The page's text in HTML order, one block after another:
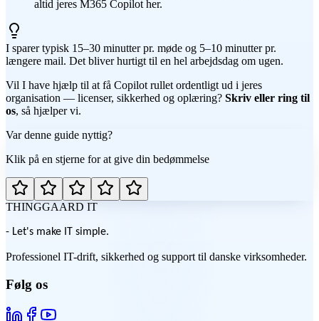
altid jeres M365 Copilot her.
I sparer typisk 15–30 minutter pr. møde og 5–10 minutter pr.
længere mail. Det bliver hurtigt til en hel arbejdsdag om ugen.
Vil I have hjælp til at få Copilot rullet ordentligt ud i jeres
organisation — licenser, sikkerhed og oplæring? Skriv eller ring til
os, så hjælper vi.
Var denne guide nyttig?
Klik på en stjerne for at give din bedømmelse
THINGGAARD IT
- Let's make IT simple.
Professionel IT-drift, sikkerhed og support til danske virksomheder.
Følg os